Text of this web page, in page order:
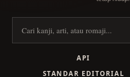
Cari kanji
API
STANDAR EDITORIAL